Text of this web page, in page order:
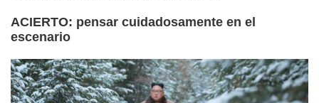
ACIERTO: pensar cuidadosamente en el
escenario